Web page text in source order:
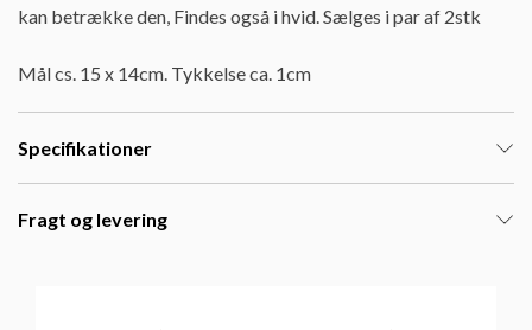
kan betrække den, Findes også i hvid. Sælges i par af 2stk
Mål cs. 15 x 14cm. Tykkelse ca. 1cm
Specifikationer
Fragt og levering